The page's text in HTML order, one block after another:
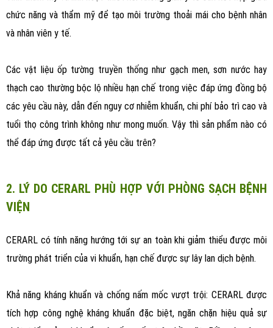
chức năng và thẩm mỹ để tạo môi trường thoải mái cho bệnh nhân
và nhân viên y tế.
Các vật liệu ốp tường truyền thống như gạch men, sơn nước hay
thạch cao thường bộc lộ nhiều hạn chế trong việc đáp ứng đồng bộ
các yêu cầu này, dẫn đến nguy cơ nhiễm khuẩn, chi phí bảo trì cao và
tuổi thọ công trình không như mong muốn. Vậy thì sản phẩm nào có
thể đáp ứng được tất cả yêu cầu trên?
2. LÝ DO CERARL PHÙ HỢP VỚI PHÒNG SẠCH BỆNH
VIỆN
CERARL có tính năng hướng tới sự an toàn khi giảm thiểu được môi
trường phát triển của vi khuẩn, hạn chế được sự lây lan dịch bệnh.
Khả năng kháng khuẩn và chống nấm mốc vượt trội: CERARL được
tích hợp công nghệ kháng khuẩn đặc biệt, ngăn chặn hiệu quả sự